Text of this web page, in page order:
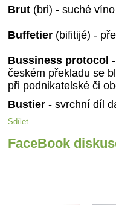
Brut (bri) - suché víno
Buffetier (bifitijé) -
Bussiness protocol
českém překladu se
při podnikatelské či
Bustier - svrchní díl
Sdílet
FaceBook